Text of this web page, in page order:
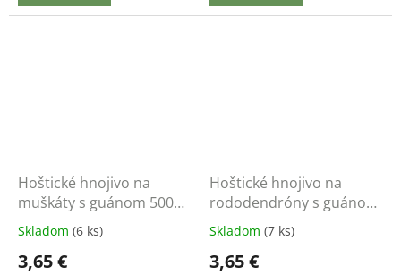
Hoštické hnojivo na
muškáty s guánom 500
ml
Skladom (6 ks)
3,65 €
Hoštické hnojivo na
rododendróny s guánom
500 ml
Skladom (7 ks)
3,65 €